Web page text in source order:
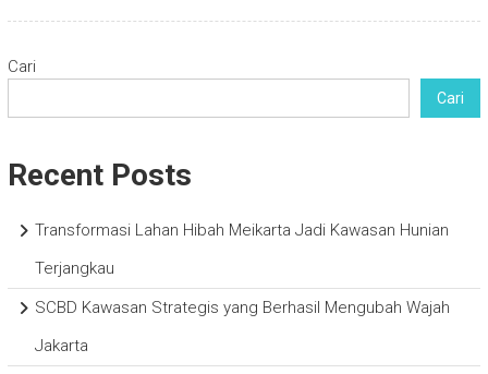
Cari
Cari
Recent Posts
Transformasi Lahan Hibah Meikarta Jadi Kawasan Hunian
Terjangkau
SCBD Kawasan Strategis yang Berhasil Mengubah Wajah
Jakarta